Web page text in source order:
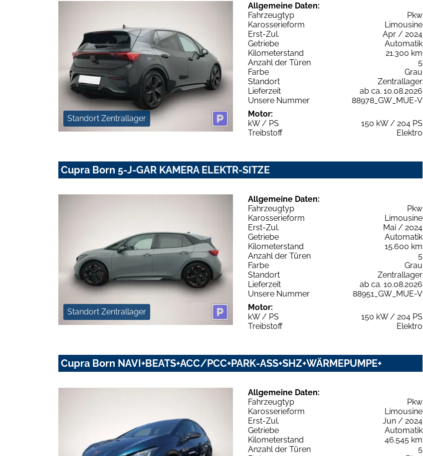
Standort Zentrallager
Allgemeine Daten:
Fahrzeugtyp
Pkw
Karosserieform
Limousine
Erst-Zul.
Apr / 2024
Getriebe
Automatik
Kilometerstand
21.300 km
Anzahl der Türen
5
Farbe
Grau
Standort
Zentrallager
Lieferzeit
ab ca. 10.08.2026
Unsere Nummer
88978_GW_MUE-V
Motor:
kW / PS
150 kW / 204 PS
Treibstoff
Elektro
Cupra Born 5-J-GAR KAMERA ELEKTR-SITZE
Standort Zentrallager
Allgemeine Daten:
Fahrzeugtyp
Pkw
Karosserieform
Limousine
Erst-Zul.
Mai / 2024
Getriebe
Automatik
Kilometerstand
15.600 km
Anzahl der Türen
5
Farbe
Grau
Standort
Zentrallager
Lieferzeit
ab ca. 10.08.2026
Unsere Nummer
88951_GW_MUE-V
Motor:
kW / PS
150 kW / 204 PS
Treibstoff
Elektro
Cupra Born NAVI+BEATS+ACC/PCC+PARK-ASS+SHZ+WÄRMEPUMPE+
Allgemeine Daten:
Fahrzeugtyp
Pkw
Karosserieform
Limousine
Erst-Zul.
Jun / 2024
Getriebe
Automatik
Kilometerstand
46.545 km
Anzahl der Türen
5